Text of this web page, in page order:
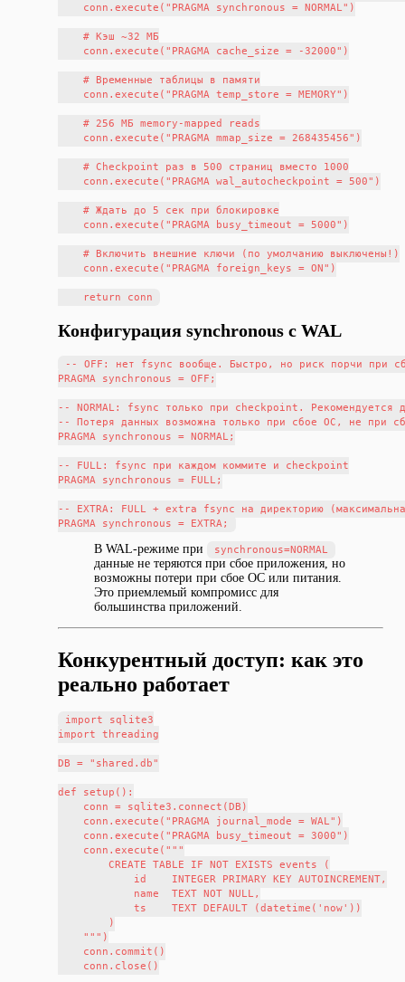
    conn.execute("PRAGMA synchronous = NORMAL")
    # Кэш ~32 МБ
    conn.execute("PRAGMA cache_size = -32000")
    # Временные таблицы в памяти
    conn.execute("PRAGMA temp_store = MEMORY")
    # 256 МБ memory-mapped reads
    conn.execute("PRAGMA mmap_size = 268435456")
    # Checkpoint раз в 500 страниц вместо 1000
    conn.execute("PRAGMA wal_autocheckpoint = 500")
    # Ждать до 5 сек при блокировке
    conn.execute("PRAGMA busy_timeout = 5000")
    # Включить внешние ключи (по умолчанию выключены!)
    conn.execute("PRAGMA foreign_keys = ON")
Конфигурация synchronous с WAL
-- OFF: нет fsync вообще. Быстро, но риск порчи при
PRAGMA synchronous = OFF;
-- NORMAL: fsync только при checkpoint. Рекомендуется
-- Потеря данных возможна только при сбое ОС, не при
PRAGMA synchronous = NORMAL;
-- FULL: fsync при каждом коммите и checkpoint
PRAGMA synchronous = FULL;
-- EXTRA: FULL + extra fsync на директорию
В WAL-режиме при synchronous=NORMAL
данные не теряются при сбое приложения, но
возможны потери при сбое ОС или питания.
Это приемлемый компромисс для
большинства приложений.
Конкурентный доступ: как это
реально работает
import sqlite3
import threading
DB = "shared.db"
def setup():
    conn = sqlite3.connect(DB)
    conn.execute("PRAGMA journal_mode = WAL")
    conn.execute("PRAGMA busy_timeout = 3000")
    conn.execute("""
        CREATE TABLE IF NOT EXISTS events (
            id    INTEGER PRIMARY KEY AUTOINCREMENT,
            name  TEXT NOT NULL,
            ts    TEXT DEFAULT (datetime('now'))
        )
    """)
    conn.commit()
    conn.close()